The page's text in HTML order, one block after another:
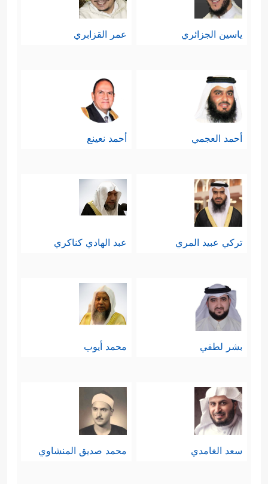
ياسين الجزائري عمر القزابري
أحمد العجمي أحمد نعينع
تركي عبيد المري عبد الهادي كناكري
بشر لطفي محمد أيوب
سعد الغامدي محمد صديق المنشاوي